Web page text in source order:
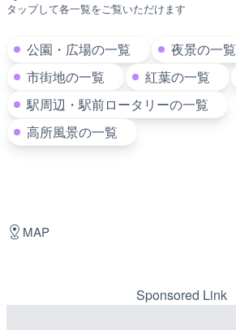
タップして各一覧をご覧いただけます
公園・広場の一覧
夜景の一覧
市街地の一覧
紅葉の一覧
駅周辺・駅前ロータリーの一覧
高所風景の一覧
MAP
Sponsored Link